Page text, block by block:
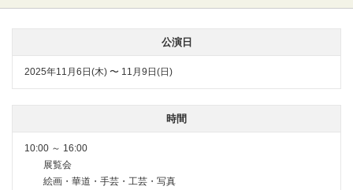
公演日
2025年11月6日(木) 〜 11月9日(日)
時間
10:00 ～ 16:00
展覧会
絵画・華道・手芸・工芸・写真